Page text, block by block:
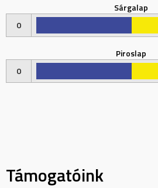
Sárgalap
0
Piroslap
0
Támogatóink